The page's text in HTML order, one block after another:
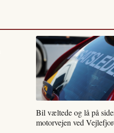
Bil væltede og lå på
motorvejen ved